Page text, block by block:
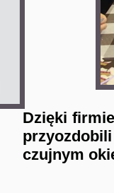
Dzięki
czujnym